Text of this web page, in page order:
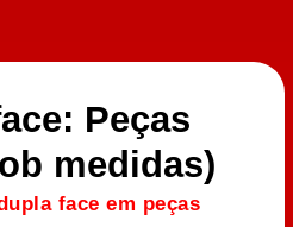
Peças
medidas)
face em peças